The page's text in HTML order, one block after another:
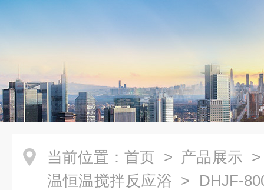
当前位置： 首页 > 产品展示
温恒温搅拌反应浴 > DHJF-